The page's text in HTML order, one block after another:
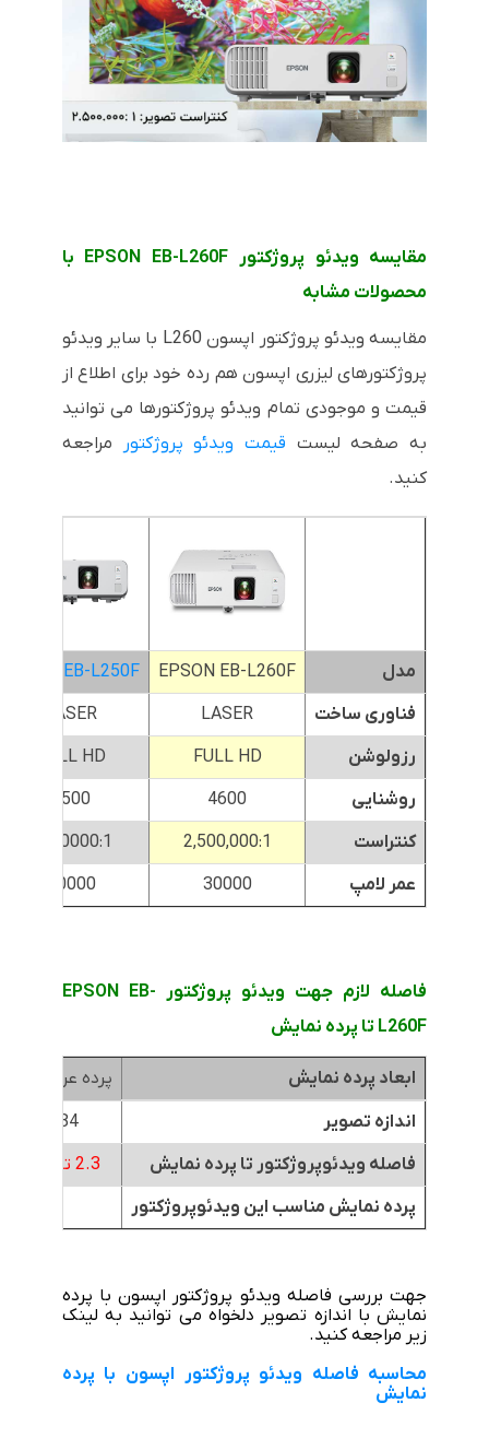
مقایسه ویدئو پروژکتور EPSON EB-L260F با
محصولات مشابه
مقایسه ویدئو پروژکتور اپسون L260 با سایر ویدئو
پروژکتورهای لیزری اپسون هم رده خود برای اطلاع از
قیمت و موجودی تمام ویدئو پروژکتورها می توانید
به صفحه لیست قیمت ویدئو پروژکتور
مراجعه
کنید.
مدل EPSON EB-L260F
EPSON EB-L250F
فناوری ساخت
LASER
LASER
رزولوشن
FULL HD
FULL HD
روشنایی
4600
4500
کنتراست
2,500,000:1
2500000:1
عمر لامپ
30000
30000
فاصله لازم جهت ویدئو پروژکتور EPSON EB-
L260F تا پرده نمایش
ابعاد پرده نمایش
پرده عرض 1.8متر
اندازه تصویر
84 اینچ
فاصله ویدئوپروژکتور تا پرده نمایش
2.3 تا 3.8 متر
پرده نمایش مناسب این ویدئوپروژکتور
جهت بررسی فاصله ویدئو پروژکتور اپسون با پرده
نمایش با اندازه تصویر دلخواه می توانید به لینک
زیر مراجعه کنید.
محاسبه فاصله ویدئو پروژکتور اپسون با پرده
نمایش